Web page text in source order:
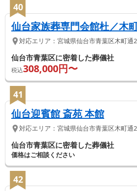
40
仙台家族葬専門会館杜／木
対応エリア： 宮城県仙台市青葉区木町通
仙台市青葉区に密着した葬儀社
税込308,000円〜
41
仙台迎賓館 斎苑 本館
対応エリア： 宮城県仙台市青葉区木町通
仙台市青葉区に密着した葬儀社
価格はご相談ください
42